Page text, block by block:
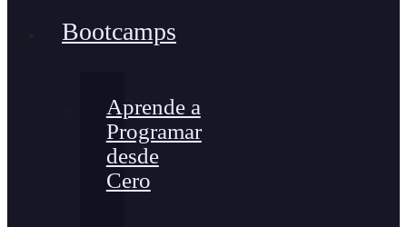
Bootcamps
Aprende a
Programar
desde
Cero